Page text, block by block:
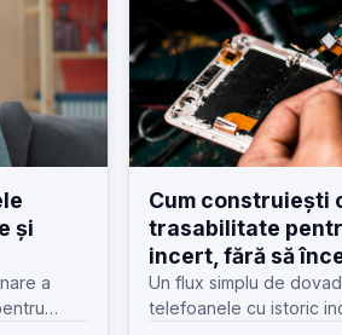
și
a
Cum construiești
trasabilitate
incert, fără să
Un flux simplu de
telefoanele cu istoric